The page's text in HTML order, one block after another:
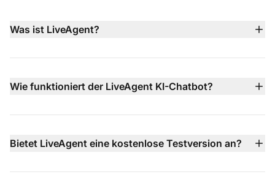
Was ist LiveAgent?
Callcenter, Social-Media-Support und
Dashboard vereint, um Teams schnellere und bessere
Wie funktioniert der LiveAgent KI-Chatbot?
Website-Inhalte und Dokumente, um häufige Fragen
übergibt er das Gespräch mit vollem Kontext an Ihre
Bietet LiveAgent eine kostenlose Testversion an?